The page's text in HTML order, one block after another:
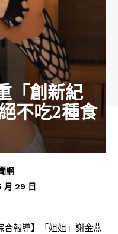
「創新紀
不吃2種食
網
月 29 日
合報導】「姐姐」謝金燕